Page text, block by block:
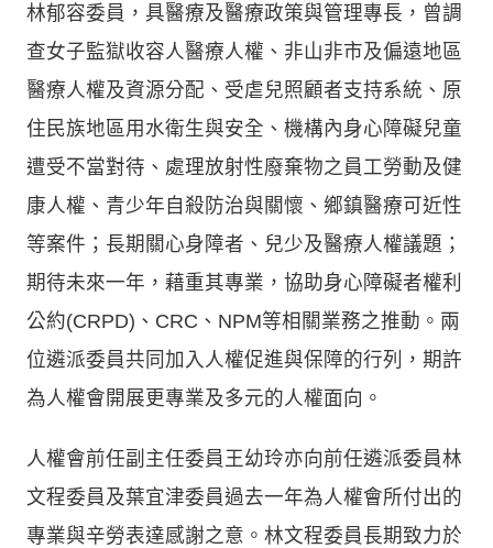
林郁容委員，具醫療及醫療政策與管理專長，曾調
查女子監獄收容人醫療人權、非山非市及偏遠地區
醫療人權及資源分配、受虐兒照顧者支持系統、原
住民族地區用水衛生與安全、機構內身心障礙兒童
遭受不當對待、處理放射性廢棄物之員工勞動及健
康人權、青少年自殺防治與關懷、鄉鎮醫療可近性
等案件；長期關心身障者、兒少及醫療人權議題；
期待未來一年，藉重其專業，協助身心障礙者權利
公約(CRPD)、CRC、NPM等相關業務之推動。兩
位遴派委員共同加入人權促進與保障的行列，期許
為人權會開展更專業及多元的人權面向。
人權會前任副主任委員王幼玲亦向前任遴派委員林
文程委員及葉宜津委員過去一年為人權會所付出的
專業與辛勞表達感謝之意。林文程委員長期致力於